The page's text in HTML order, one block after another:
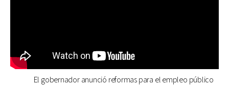
El gobernador anunció reformas para el empleo público